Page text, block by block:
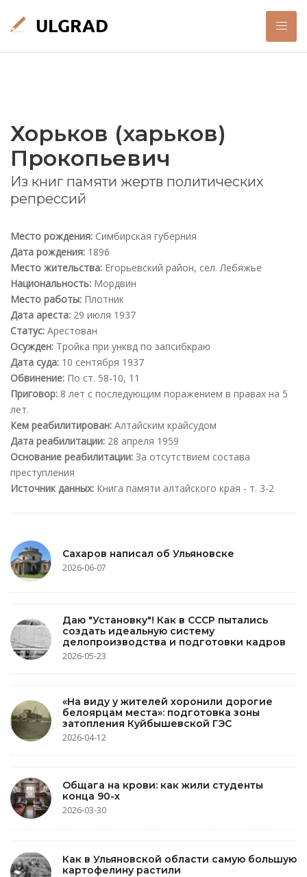
Хорьков (харьков)
Прокопьевич
Из книг памяти жертв политических
репрессий
Место рождения: Симбирская губерния
Дата рождения: 1896
Место жительства: Егорьевский район, сел. Лебяжье
Национальность: Мордвин
Место работы: Плотник
Дата ареста: 29 июля 1937
Статус: Арестован
Осужден: Тройка при унквд по запсибкраю
Дата суда: 10 сентября 1937
Обвинение: По ст. 58-10, 11
Приговор: 8 лет с последующим поражением в правах на 5
лет.
Кем реабилитирован: Алтайским крайсудом
Дата реабилитации: 28 апреля 1959
Основание реабилитации: За отсутствием состава
преступления
Источник данных: Книга памяти алтайского края - т. 3-2
Сахаров написал об Ульяновске
2026-06-07
Даю "Установку"! Как в СССР пытались
создать идеальную систему
делопроизводства и подготовки кадров
2026-05-23
«На виду у жителей хоронили дорогие
белоярцам места»: подготовка зоны
затопления Куйбышевской ГЭС
2026-04-12
Общага на крови: как жили студенты
конца 90-х
2026-03-30
Как в Ульяновской области самую большую
картофелину растили